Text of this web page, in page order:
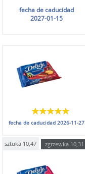
fecha de caducidad
2027-01-15
fecha de caducidad2026-11-27
sztuka 10,47 zgrzewka 10,31